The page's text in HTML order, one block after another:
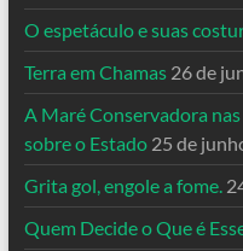
O espetáculo e suas
Terra em Chamas 26 de
A Maré Conservadora
sobre o Estado 25 de
Grita gol, engole a fome.
Quem Decide o Que é